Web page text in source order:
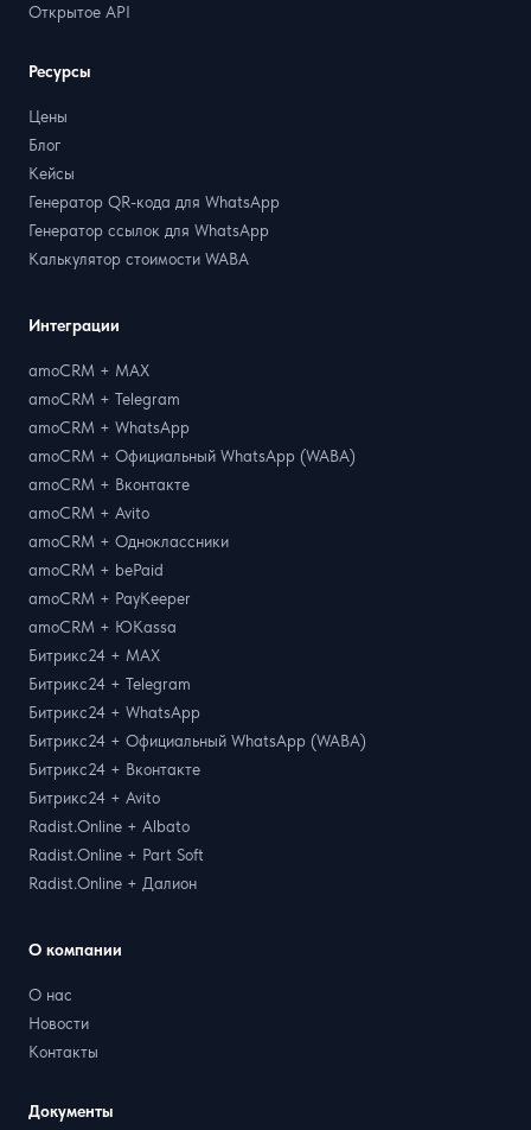
Интеграции
amoCRM + MAX
amoCRM + Telegram
amoCRM + WhatsApp
amoCRM + Официальный WhatsApp (WABA)
amoCRM + Вконтакте
amoCRM + Avito
amoCRM + Одноклассники
amoCRM + bePaid
amoCRM + PayKeeper
amoCRM + ЮKassa
Битрикс24 + MAX
Битрикс24 + Telegram
Битрикс24 + WhatsApp
Битрикс24 + Официальный WhatsApp (WABA)
Битрикс24 + Вконтакте
Битрикс24 + Avito
Radist.Online + Albato
Radist.Online + Part Soft
Radist.Online + Далион
Открытое API
Ресурсы
Цены
Блог
Кейсы
Генератор QR-кода для WhatsApp
Генератор ссылок для WhatsApp
Калькулятор стоимости WABA
О компании
О нас
Новости
Контакты
Документы